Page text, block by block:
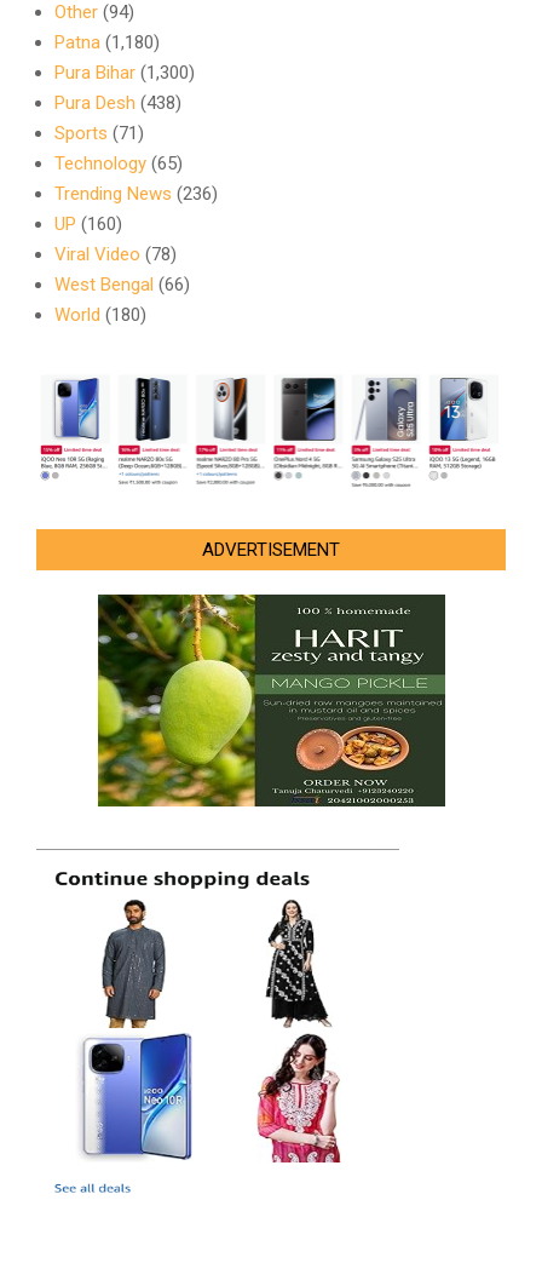
Other (94)
Patna (1,180)
Pura Bihar (1,300)
Pura Desh (438)
Sports (71)
Technology (65)
Trending News (236)
UP (160)
Viral Video (78)
West Bengal (66)
World (180)
ADVERTISEMENT